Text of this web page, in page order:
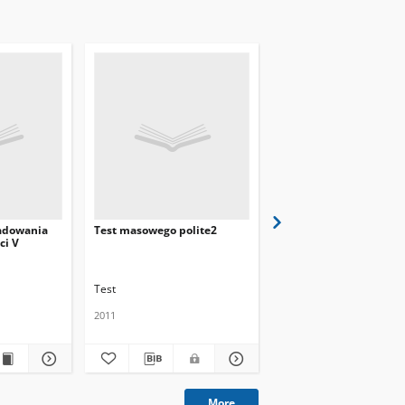
V
Test masowego polite2
Test
2011